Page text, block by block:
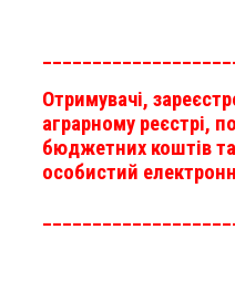
Отримувачі,
аграрному реєстрі,
бюджетних коштів
особистий